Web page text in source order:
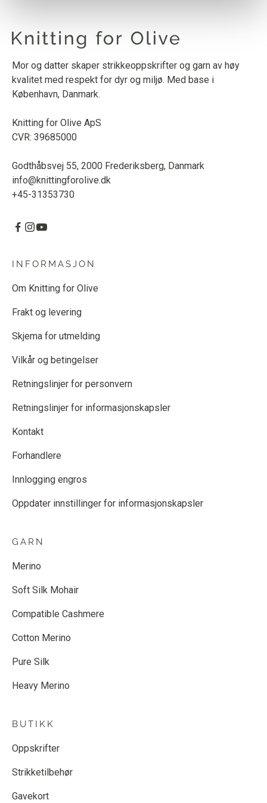
Mor og datter skaper strikkeoppskrifter og garn av høy
kvalitet med respekt for dyr og miljø. Med base i
København, Danmark.
Knitting for Olive ApS
CVR: 39685000
Godthåbsvej 55, 2000 Frederiksberg, Danmark
info@knittingforolive.dk
+45-31353730
INFORMASJON
Om Knitting for Olive
Frakt og levering
Skjema for utmelding
Vilkår og betingelser
Retningslinjer for personvern
Retningslinjer for informasjonskapsler
Kontakt
Forhandlere
Innlogging engros
Oppdater innstillinger for informasjonskapsler
GARN
Merino
Soft Silk Mohair
Compatible Cashmere
Cotton Merino
Pure Silk
Heavy Merino
BUTIKK
Oppskrifter
Strikketilbehør
Gavekort